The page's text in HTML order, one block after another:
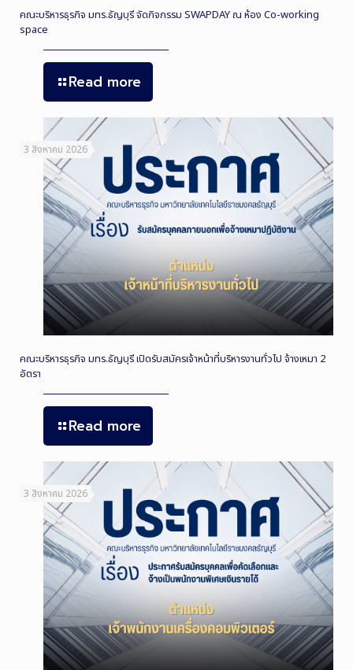
คณะบริหารธุรกิจ มทร.ธัญบุรี จัดกิจกรรม SWAPDAY ณ ห้อง Co-working
space
Read more
3 สิงหาคม 2026
คณะบริหารธุรกิจ มทร.ธัญบุรี เปิดรับสมัครเจ้าหน้าที่บริหารงานทั่วไป จ้างเหมา 2
อัตรา
Read more
3 สิงหาคม 2026